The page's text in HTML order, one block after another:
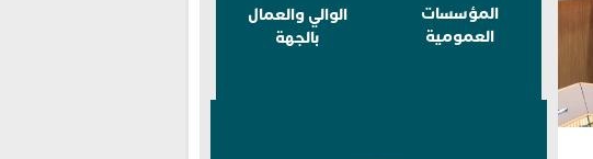
المؤسسات
العمومية
الوالي والعمال
بالجهة